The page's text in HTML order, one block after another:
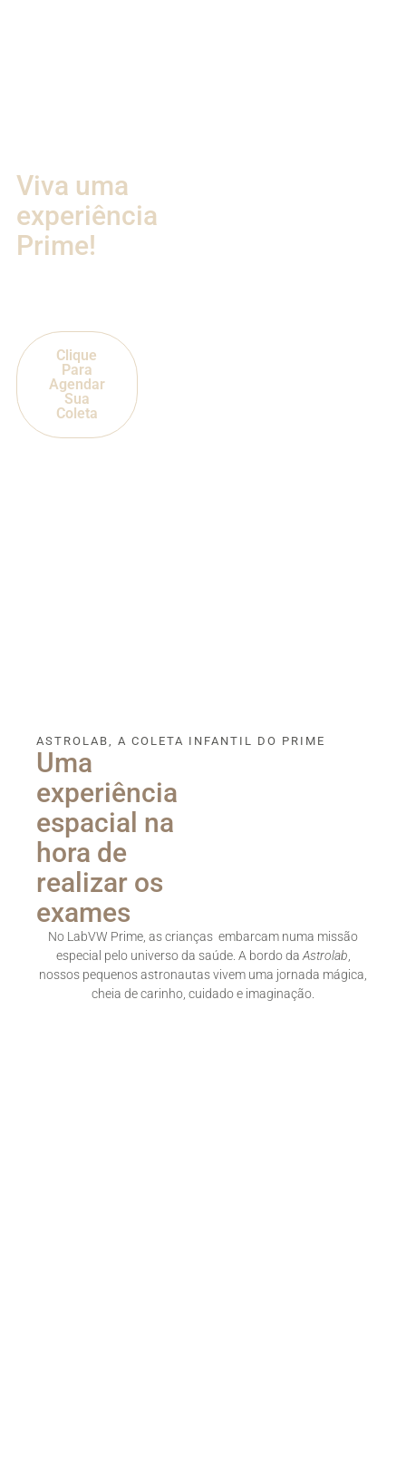
Viva uma
experiência
Prime!
Clique
Para
Agendar
Sua
Coleta
ASTROLAB, A COLETA INFANTIL DO PRIME
Uma
experiência
espacial na
hora de
realizar os
exames
No LabVW Prime, as crianças embarcam numa missão
especial pelo universo da saúde. A bordo da Astrolab
nossos pequenos astronautas vivem uma jornada mágica,
cheia de carinho, cuidado e imaginação.